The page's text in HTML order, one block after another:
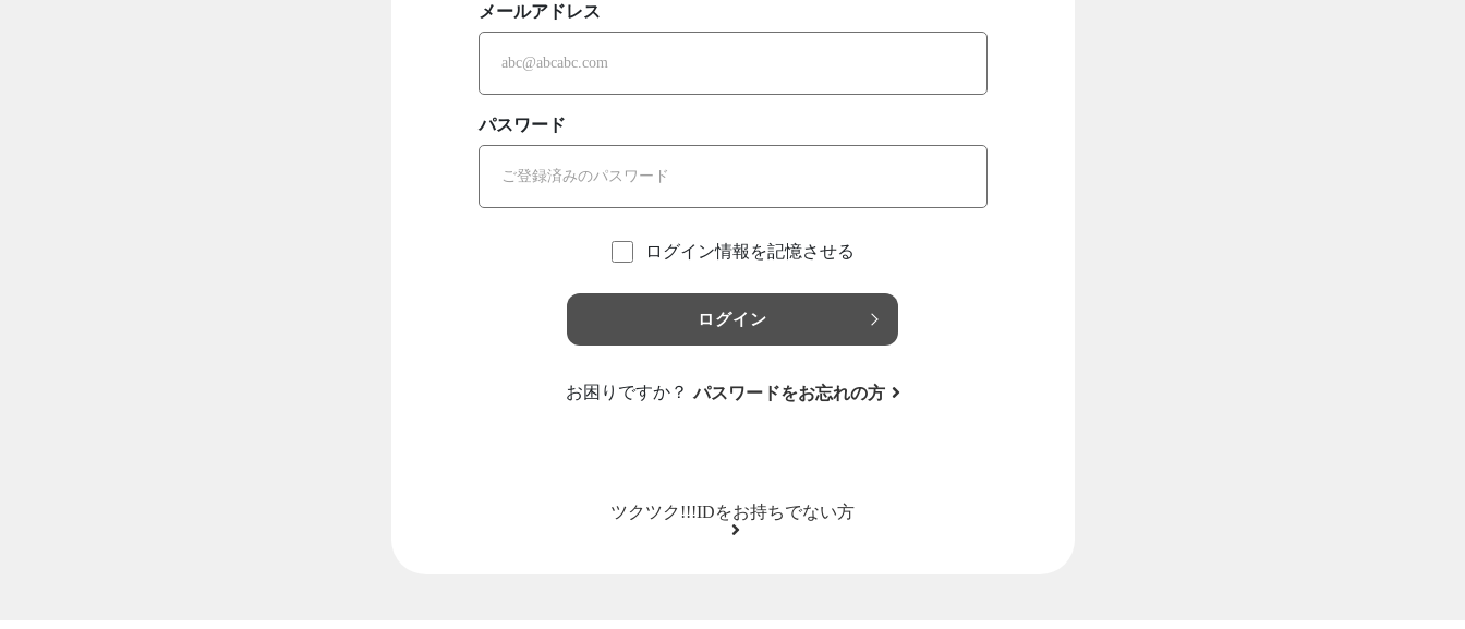
メールアドレス
パスワード
ログイン情報を記憶させる
ログイン
お困りですか？ パスワードをお忘れの方
ツクツク!!!IDをお持ちでない方